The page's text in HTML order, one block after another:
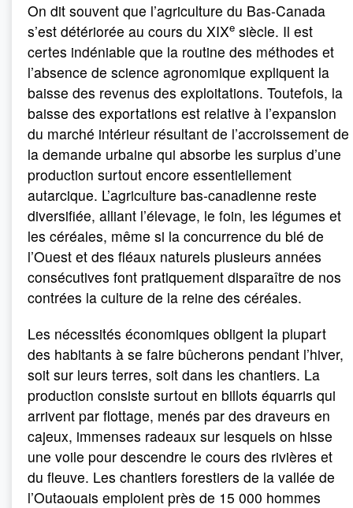
On dit souvent que l’agriculture du Bas-Canada
s’est détériorée au cours du XIXe siècle. Il est
certes indéniable que la routine des méthodes et
l’absence de science agronomique expliquent la
baisse des revenus des exploitations. Toutefois, la
baisse des exportations est relative à l’expansion
du marché intérieur résultant de l’accroissement de
la demande urbaine qui absorbe les surplus d’une
production surtout encore essentiellement
autarcique. L’agriculture bas-canadienne reste
diversifiée, alliant l’élevage, le foin, les légumes et
les céréales, même si la concurrence du blé de
l’Ouest et des fléaux naturels plusieurs années
consécutives font pratiquement disparaître de nos
contrées la culture de la reine des céréales.
Les nécessités économiques obligent la plupart
des habitants à se faire bûcherons pendant l’hiver,
soit sur leurs terres, soit dans les chantiers. La
production consiste surtout en billots équarris qui
arrivent par flottage, menés par des draveurs en
cajeux, immenses radeaux sur lesquels on hisse
une voile pour descendre le cours des rivières et
du fleuve. Les chantiers forestiers de la vallée de
l’Outaouais emploient près de 15 000 hommes